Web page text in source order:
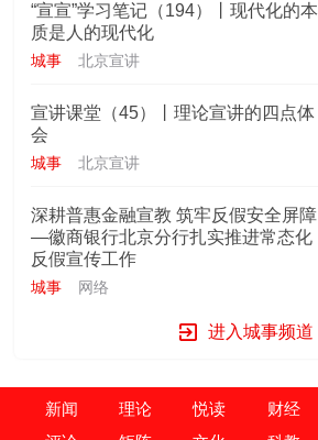
“宣宣”学习笔记（194）丨现代化的本
质是人的现代化
城事 北京宣讲
宣讲课堂（45）丨理论宣讲的四点体
会
城事 北京宣讲
深耕普惠金融宣教 筑牢反假安全屏障
—徽商银行北京分行扎实推进常态化
反假宣传工作
城事 网络
进入城事频道
新闻 理论 悦读 财经